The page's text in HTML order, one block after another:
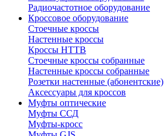
Радиочастотное оборудование
Кроссовое оборудование
Стоечные кроссы
Настенные кроссы
Кроссы HTTB
Стоечные кроссы собранные
Настенные кроссы собранные
Розетки настенные (абонентские)
Аксессуары для кроссов
Муфты оптические
Муфты ССД
Муфты-кросс